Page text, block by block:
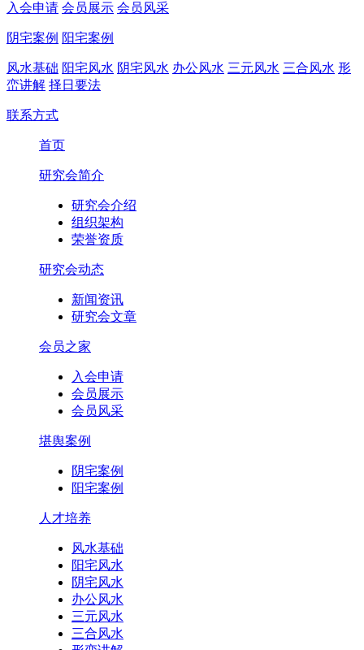
入会申请 会员展示 会员风采
阴宅案例 阳宅案例
风水基础 阳宅风水 阴宅风水 办公风水 三元风水 三合风水 形
峦讲解 择日要法
联系方式
首页
研究会简介
研究会介绍
组织架构
荣誉资质
研究会动态
新闻资讯
研究会文章
会员之家
入会申请
会员展示
会员风采
堪舆案例
阴宅案例
阳宅案例
人才培养
风水基础
阳宅风水
阴宅风水
办公风水
三元风水
三合风水